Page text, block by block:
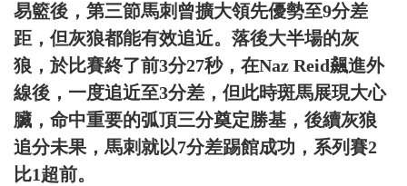
易籃後，第三節馬刺曾擴大領先優勢至9分差
距，但灰狼都能有效追近。落後大半場的灰
狼，於比賽終了前3分27秒，在Naz Reid飆進外
線後，一度追近至3分差，但此時斑馬展現大心
臟，命中重要的弧頂三分奠定勝基，後續灰狼
追分未果，馬刺就以7分差踢館成功，系列賽2
比1超前。